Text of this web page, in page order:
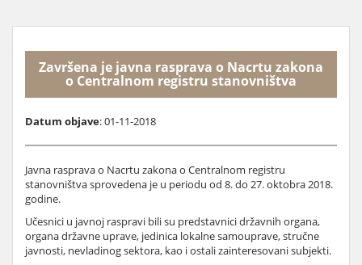
Završena je javna rasprava o Nacrtu zakona
o Centralnom registru stanovništva
Datum objave: 01-11-2018
Javna rasprava o Nacrtu zakona o Centralnom registru
stanovništva sprovedena je u periodu od 8. do 27. oktobra 2018.
godine.
Učesnici u javnoj raspravi bili su predstavnici državnih organa,
organa državne uprave, jedinica lokalne samouprave, stručne
javnosti, nevladinog sektora, kao i ostali zainteresovani subjekti.